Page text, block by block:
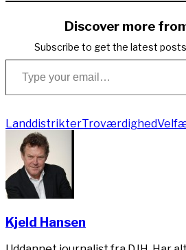
Discover more
Subscribe to get the latest
Type your email…
LanddistrikterTroværdighed
Kjeld Hansen